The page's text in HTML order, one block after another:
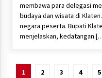
membawa para delegasi
budaya dan wisata di
negara peserta. Bupati
menjelaskan, kedatangan
Paginasi
1 2 3 4 5